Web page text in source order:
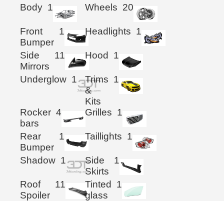
Body 1 Wheels 20
Front
Bumper
1 Headlights 1
Side
Mirrors
11 Hood 1
Underglow 1
Trims
&
Kits
1
Rocker
bars
4 Grilles 1
Rear
Bumper
1 Taillights 1
Shadow 1
Side
Skirts
1
Roof
Spoiler
11
Tinted
glass
1